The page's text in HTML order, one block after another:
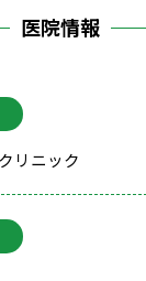
医院情報
リニック